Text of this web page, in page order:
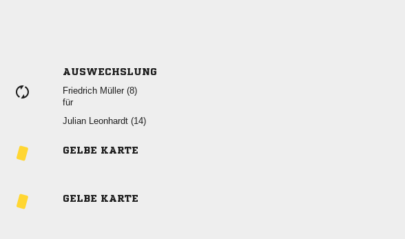
AUSWECHSLUNG
  
für
  
GELBE KARTE
GELBE KARTE